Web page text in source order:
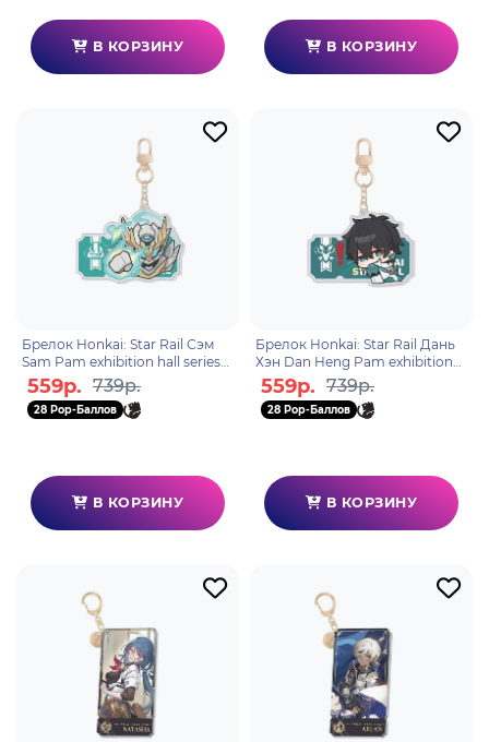
В КОРЗИНУ В КОРЗИНУ
Брелок Honkai: Star Rail Сэм
Sam Pam exhibition hall series
35463
559р. 739р.
28 Pop-Баллов
В КОРЗИНУ
Брелок Honkai: Star Rail Дань
Хэн Dan Heng Pam exhibition
hall series 03229
559р. 739р.
28 Pop-Баллов
В КОРЗИНУ